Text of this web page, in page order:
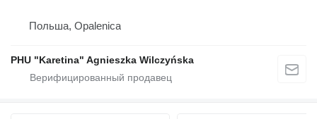
Польша, Opalenica
PHU "Karetina" Agnieszka Wilczyńska